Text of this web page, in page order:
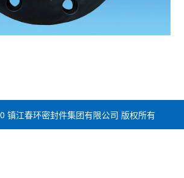
镇江春环密封件集团有限公司 版权所有